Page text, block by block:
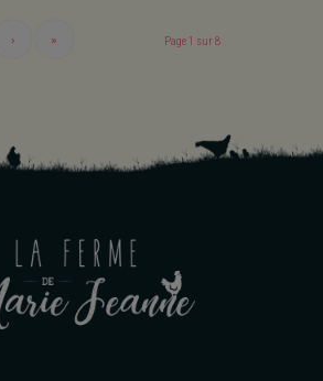
Page 1 sur 8
› »